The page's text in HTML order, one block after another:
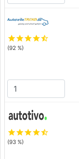
starstarstarstarstar_half
(92 %)
starstarstarstarstar_half
(93 %)